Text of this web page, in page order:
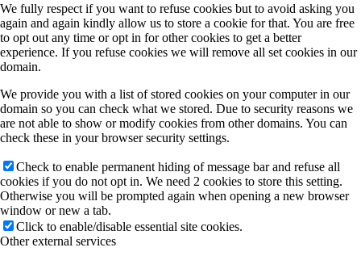
We fully respect if you want to refuse cookies but to avoid asking you
again and again kindly allow us to store a cookie for that. You are free
to opt out any time or opt in for other cookies to get a better
experience. If you refuse cookies we will remove all set cookies in our
domain.
We provide you with a list of stored cookies on your computer in our
domain so you can check what we stored. Due to security reasons we
are not able to show or modify cookies from other domains. You can
check these in your browser security settings.
Check to enable permanent hiding of message bar and refuse all
cookies if you do not opt in. We need 2 cookies to store this setting.
Otherwise you will be prompted again when opening a new browser
window or new a tab.
Click to enable/disable essential site cookies.
Other external services